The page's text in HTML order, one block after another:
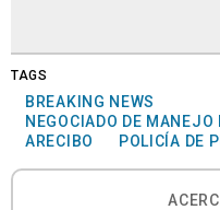
TAGS
BREAKING NEWS
NEGOCIADO DE
ARECIBO
POLICÍA DE